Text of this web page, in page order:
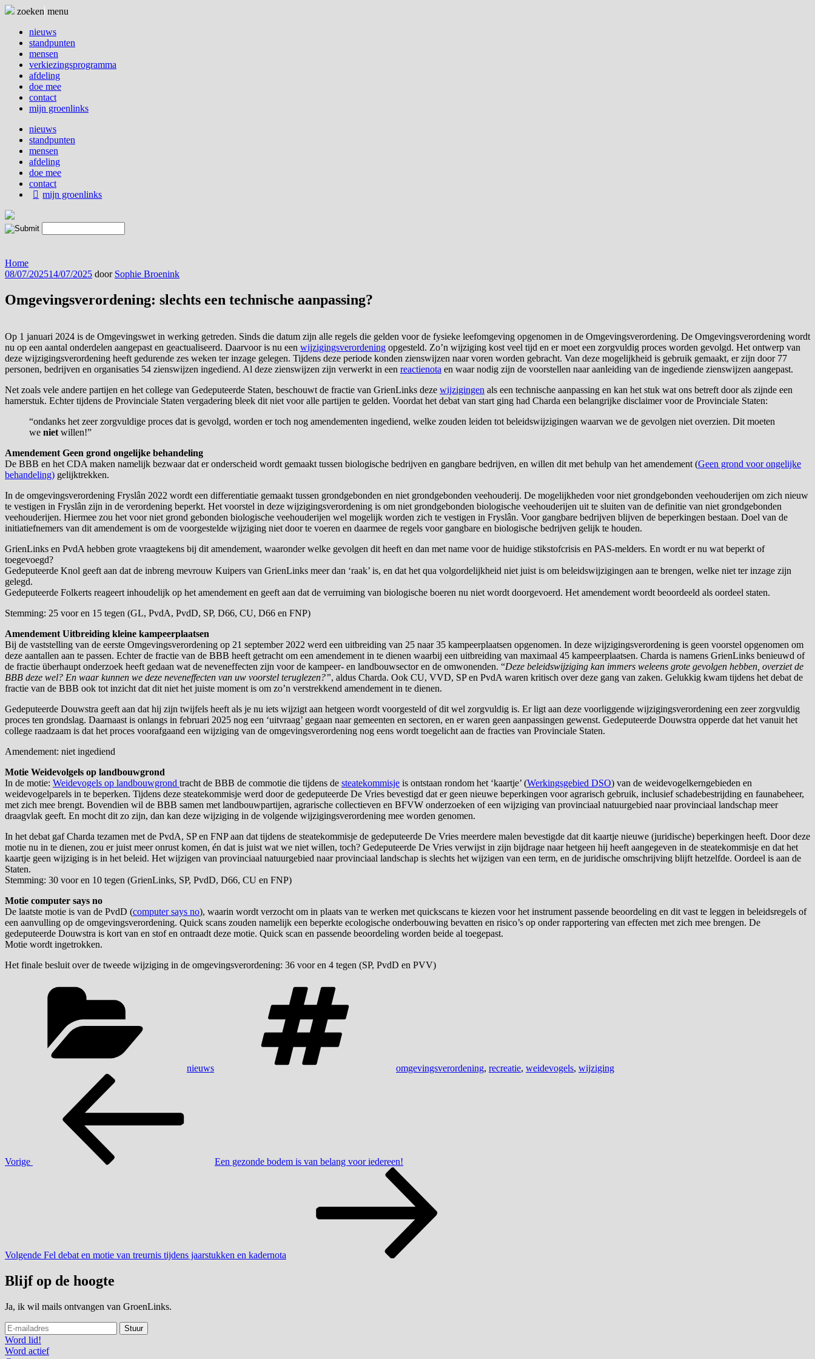
Naar
inhoud
springen
zoeken menu
nieuws
standpunten
mensen
verkiezingsprogramma
afdeling
doe mee
contact
mijn groenlinks
nieuws
standpunten
mensen
afdeling
doe mee
contact
mijn groenlinks
Home
Geplaatst
08/07/202514/07/2025 door Sophie Broenink
Omgevingsverordening: slechts een technische aanpassing?
Op 1 januari 2024 is de Omgevingswet in werking getreden. Sinds die datum zijn alle regels die gelden voor de fysieke leefomgeving opgenomen in de Omgevingsverordening. De Omgevingsverordening wordt
nu op een aantal onderdelen aangepast en geactualiseerd. Daarvoor is nu een wijzigingsverordening opgesteld. Zo’n wijziging kost veel tijd en er moet een zorgvuldig proces worden gevolgd. Het ontwerp van
deze wijzigingsverordening heeft gedurende zes weken ter inzage gelegen. Tijdens deze periode konden zienswijzen naar voren worden gebracht. Van deze mogelijkheid is gebruik gemaakt, er zijn door 77
personen, bedrijven en organisaties 54 zienswijzen ingediend. Al deze zienswijzen zijn verwerkt in een reactienota en waar nodig zijn de voorstellen naar aanleiding van de ingediende zienswijzen aangepast.
Net zoals vele andere partijen en het college van Gedeputeerde Staten, beschouwt de fractie van GrienLinks deze wijzigingen als een technische aanpassing en kan het stuk wat ons betreft door als zijnde een
hamerstuk. Echter tijdens de Provinciale Staten vergadering bleek dit niet voor alle partijen te gelden. Voordat het debat van start ging had Charda een belangrijke disclaimer voor de Provinciale Staten:
“ondanks het zeer zorgvuldige proces dat is gevolgd, worden er toch nog amendementen ingediend, welke zouden leiden tot beleidswijzigingen waarvan we de gevolgen niet overzien. Dit moeten
we niet willen!”
Amendement Geen grond ongelijke behandeling
De BBB en het CDA maken namelijk bezwaar dat er onderscheid wordt gemaakt tussen biologische bedrijven en gangbare bedrijven, en willen dit met behulp van het amendement (Geen grond voor ongelijke
behandeling) gelijktrekken.
In de omgevingsverordening Fryslân 2022 wordt een differentiatie gemaakt tussen grondgebonden en niet grondgebonden veehouderij. De mogelijkheden voor niet grondgebonden veehouderijen om zich nieuw
te vestigen in Fryslân zijn in de verordening beperkt. Het voorstel in deze wijzigingsverordening is om niet grondgebonden biologische veehouderijen uit te sluiten van de definitie van niet grondgebonden
veehouderijen. Hiermee zou het voor niet grond gebonden biologische veehouderijen wel mogelijk worden zich te vestigen in Fryslân. Voor gangbare bedrijven blijven de beperkingen bestaan. Doel van de
initiatiefnemers van dit amendement is om de voorgestelde wijziging niet door te voeren en daarmee de regels voor gangbare en biologische bedrijven gelijk te houden.
GrienLinks en PvdA hebben grote vraagtekens bij dit amendement, waaronder welke gevolgen dit heeft en dan met name voor de huidige stikstofcrisis en PAS-melders. En wordt er nu wat beperkt of
toegevoegd?
Gedeputeerde Knol geeft aan dat de inbreng mevrouw Kuipers van GrienLinks meer dan ‘raak’ is, en dat het qua volgordelijkheid niet juist is om beleidswijzigingen aan te brengen, welke niet ter inzage zijn
gelegd.
Gedeputeerde Folkerts reageert inhoudelijk op het amendement en geeft aan dat de verruiming van biologische boeren nu niet wordt doorgevoerd. Het amendement wordt beoordeeld als oordeel staten.
Stemming: 25 voor en 15 tegen (GL, PvdA, PvdD, SP, D66, CU, D66 en FNP)
Amendement Uitbreiding kleine kampeerplaatsen
Bij de vaststelling van de eerste Omgevingsverordening op 21 september 2022 werd een uitbreiding van 25 naar 35 kampeerplaatsen opgenomen. In deze wijzigingsverordening is geen voorstel opgenomen om
deze aantallen aan te passen. Echter de fractie van de BBB heeft getracht om een amendement in te dienen waarbij een uitbreiding van maximaal 45 kampeerplaatsen. Charda is namens GrienLinks benieuwd of
de fractie überhaupt onderzoek heeft gedaan wat de neveneffecten zijn voor de kampeer- en landbouwsector en de omwonenden. “Deze beleidswijziging kan immers weleens grote gevolgen hebben, overziet de
BBB deze wel? En waar kunnen we deze neveneffecten van uw voorstel teruglezen?”, aldus Charda. Ook CU, VVD, SP en PvdA waren kritisch over deze gang van zaken. Gelukkig kwam tijdens het debat de
fractie van de BBB ook tot inzicht dat dit niet het juiste moment is om zo’n verstrekkend amendement in te dienen.
Gedeputeerde Douwstra geeft aan dat hij zijn twijfels heeft als je nu iets wijzigt aan hetgeen wordt voorgesteld of dit wel zorgvuldig is. Er ligt aan deze voorliggende wijzigingsverordening een zeer zorgvuldig
proces ten grondslag. Daarnaast is onlangs in februari 2025 nog een ‘uitvraag’ gegaan naar gemeenten en sectoren, en er waren geen aanpassingen gewenst. Gedeputeerde Douwstra opperde dat het vanuit het
college raadzaam is dat het proces voorafgaand een wijziging van de omgevingsverordening nog eens wordt toegelicht aan de fracties van Provinciale Staten.
Amendement: niet ingediend
Motie Weidevolgels op landbouwgrond
In de motie: Weidevogels op landbouwgrond tracht de BBB de commotie die tijdens de steatekommisje is ontstaan rondom het ‘kaartje’ (Werkingsgebied DSO) van de weidevogelkerngebieden en
weidevogelparels in te beperken. Tijdens deze steatekommisje werd door de gedeputeerde De Vries bevestigd dat er geen nieuwe beperkingen voor agrarisch gebruik, inclusief schadebestrijding en faunabeheer,
met zich mee brengt. Bovendien wil de BBB samen met landbouwpartijen, agrarische collectieven en BFVW onderzoeken of een wijziging van provinciaal natuurgebied naar provinciaal landschap meer
draagvlak geeft. En mocht dit zo zijn, dan kan deze wijziging in de volgende wijzigingsverordening mee worden genomen.
In het debat gaf Charda tezamen met de PvdA, SP en FNP aan dat tijdens de steatekommisje de gedeputeerde De Vries meerdere malen bevestigde dat dit kaartje nieuwe (juridische) beperkingen heeft. Door deze
motie nu in te dienen, zou er juist meer onrust komen, én dat is juist wat we niet willen, toch? Gedeputeerde De Vries verwijst in zijn bijdrage naar hetgeen hij heeft aangegeven in de steatekommisje en dat het
kaartje geen wijziging is in het beleid. Het wijzigen van provinciaal natuurgebied naar provinciaal landschap is slechts het wijzigen van een term, en de juridische omschrijving blijft hetzelfde. Oordeel is aan de
Staten.
Stemming: 30 voor en 10 tegen (GrienLinks, SP, PvdD, D66, CU en FNP)
Motie computer says no
De laatste motie is van de PvdD (computer says no), waarin wordt verzocht om in plaats van te werken met quickscans te kiezen voor het instrument passende beoordeling en dit vast te leggen in beleidsregels of
een aanvulling op de omgevingsverordening. Quick scans zouden namelijk een beperkte ecologische onderbouwing bevatten en risico’s op onder rapportering van effecten met zich mee brengen. De
gedeputeerde Douwstra is kort van en stof en ontraadt deze motie. Quick scan en passende beoordeling worden beide al toegepast.
Motie wordt ingetrokken.
Het finale besluit over de tweede wijziging in de omgevingsverordening: 36 voor en 4 tegen (SP, PvdD en PVV)
nieuws omgevingsverordening, recreatie, weidevogels, wijziging
Vorige
Een gezonde bodem is van belang voor iedereen!
Volgende Fel debat en motie van treurnis tijdens jaarstukken en kadernota
Blijf op de hoogte
Ja, ik wil mails ontvangen van GroenLinks.
Word lid!
Word actief